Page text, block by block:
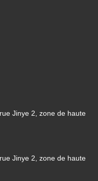
Jinye 2, zone de haute
Jinye 2, zone de haute